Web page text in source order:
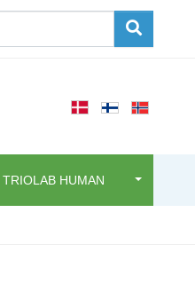
TRIOLAB HUMAN